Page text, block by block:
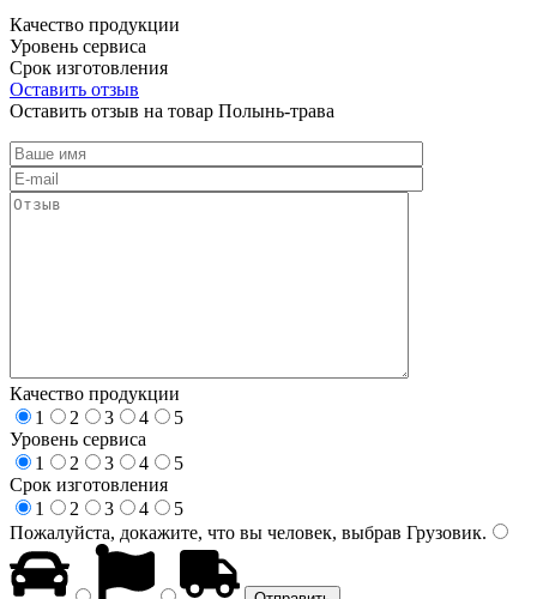
Качество продукции
Уровень сервиса
Срок изготовления
Оставить отзыв
Оставить отзыв на товар Полынь-трава
Качество продукции
1
2 3 4
5
Уровень сервиса
1
2 3 4
5
Срок изготовления
1
2 3 4
5
Пожалуйста, докажите, что вы человек, выбрав Грузовик.